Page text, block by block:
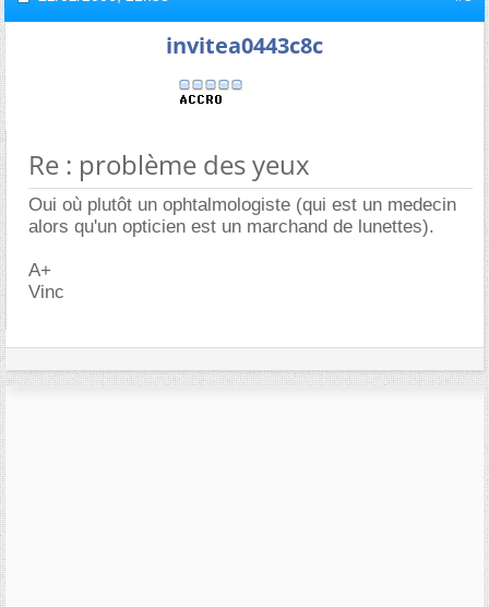
invitea0443c8c
Re : problème des yeux
Oui où plutôt un ophtalmologiste (qui est un medecin
alors qu'un opticien est un marchand de lunettes).
A+
Vinc